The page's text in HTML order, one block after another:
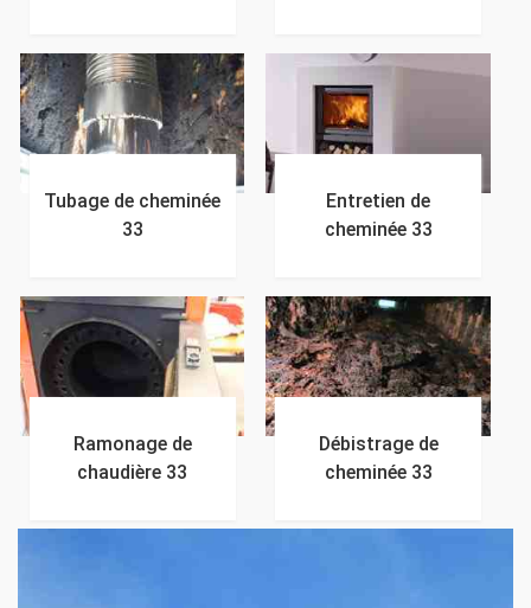
Tubage de cheminée
33
Entretien de
cheminée 33
Ramonage de
chaudière 33
Débistrage de
cheminée 33